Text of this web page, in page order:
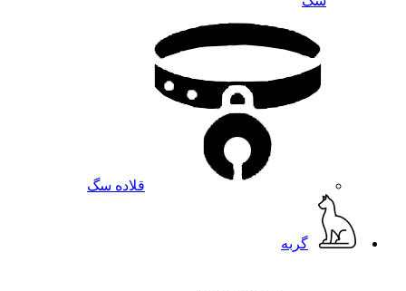
قلاده سگ
گربه